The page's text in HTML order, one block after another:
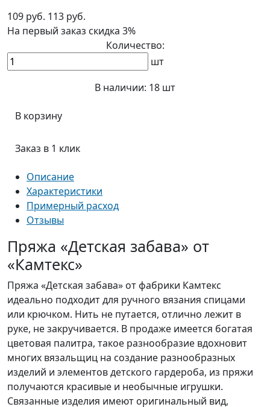
109 руб. 113 руб.
На первый заказ скидка 3%
Количество:
шт
В наличии: 18 шт
В корзину
Заказ в 1 клик
Описание
Характеристики
Примерный расход
Отзывы
Пряжа «Детская забава» от
«Камтекс»
Пряжа «Детская забава» от фабрики Камтекс
идеально подходит для ручного вязания спицами
или крючком. Нить не путается, отлично лежит в
руке, не закручивается. В продаже имеется богатая
цветовая палитра, такое разнообразие вдохновит
многих вязальщиц на создание разнообразных
изделий и элементов детского гардероба, из пряжи
получаются красивые и необычные игрушки.
Связанные изделия имеют оригинальный вид,